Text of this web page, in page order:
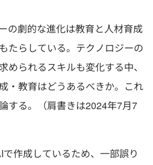
の劇的な進化は教育と人材育成
たらしている。テクノロジーの
められるスキルも変化する中、
・教育はどうあるべきか。これ
する。（肩書きは2024年7月7
作成しているため、一部誤り